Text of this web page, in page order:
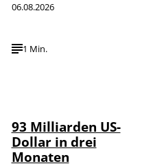
06.08.2026
1 Min.
93 Milliarden US-
Dollar in drei
Monaten